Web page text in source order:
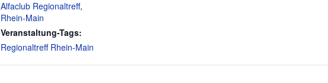
Alfaclub Regionaltreff,
Rhein-Main
Veranstaltung-Tags:
Regionaltreff Rhein-Main